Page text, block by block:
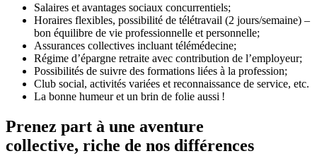
Salaires et avantages sociaux concurrentiels;
Horaires flexibles, possibilité de télétravail (2 jours/semaine) –
bon équilibre de vie professionnelle et personnelle;
Assurances collectives incluant télémédecine;
Régime d’épargne retraite avec contribution de l’employeur;
Possibilités de suivre des formations liées à la profession;
Club social, activités variées et reconnaissance de service, etc.
La bonne humeur et un brin de folie aussi !
Prenez part à une aventure
collective, riche de nos différences